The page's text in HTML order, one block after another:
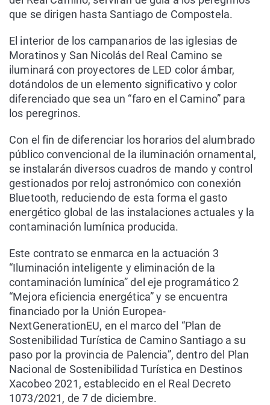
que se dirigen hasta Santiago de Compostela.
El interior de los campanarios de las iglesias de
Moratinos y San Nicolás del Real Camino se
iluminará con proyectores de LED color ámbar,
dotándolos de un elemento significativo y color
diferenciado que sea un “faro en el Camino” para
los peregrinos.
Con el fin de diferenciar los horarios del alumbrado
público convencional de la iluminación ornamental,
se instalarán diversos cuadros de mando y control
gestionados por reloj astronómico con conexión
Bluetooth, reduciendo de esta forma el gasto
energético global de las instalaciones actuales y la
contaminación lumínica producida.
Este contrato se enmarca en la actuación 3
“Iluminación inteligente y eliminación de la
contaminación lumínica” del eje programático 2
“Mejora eficiencia energética” y se encuentra
financiado por la Unión Europea-
NextGenerationEU, en el marco del “Plan de
Sostenibilidad Turística de Camino Santiago a su
paso por la provincia de Palencia”, dentro del Plan
Nacional de Sostenibilidad Turística en Destinos
Xacobeo 2021, establecido en el Real Decreto
1073/2021, de 7 de diciembre.